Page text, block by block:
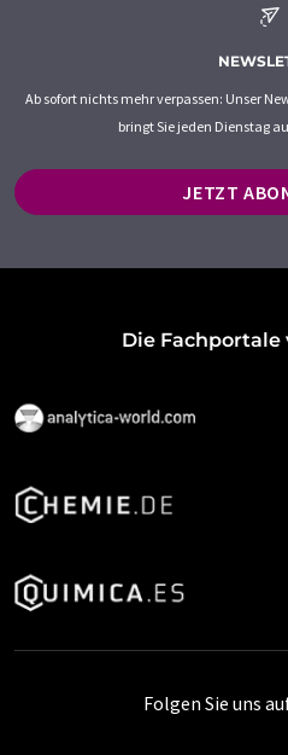
Ab sofort nichts mehr verpassen: Unser
bringt Sie jeden Dienstag
JETZT
Die Fachportale
Folgen Sie uns